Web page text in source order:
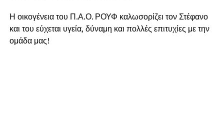
Η οικογένεια του Π.Α.Ο. ΡΟΥΦ καλωσορίζει τον Στέφανο
και του εύχεται υγεία, δύναμη και πολλές επιτυχίες με την
ομάδα μας!